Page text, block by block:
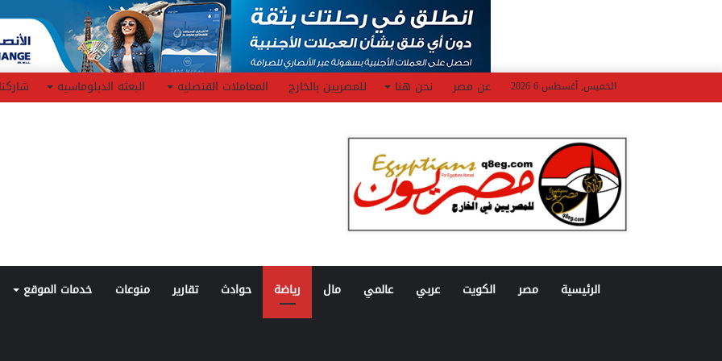
الخميس, أغسطس 6 2026 عن مصر نحن هنا للمصريين بالخارج المعاملات القنصليه البعثه الدبلوماسيه شاركنا
الرئيسية مصر الكويت عربي عالمي مال رياضة حوادث تقارير منوعات خدمات الموقع